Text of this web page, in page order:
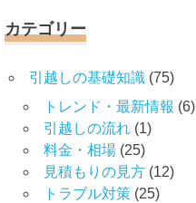
カテゴリー
引越しの基礎知識 (75)
トレンド・最新情報 (6)
引越しの流れ (1)
料金・相場 (25)
見積もりの見方 (12)
トラブル対策 (25)